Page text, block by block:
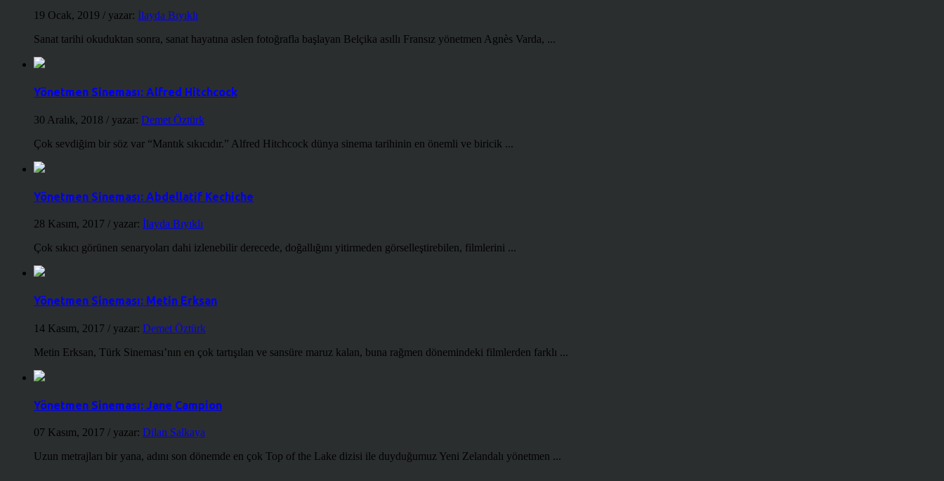
19 Ocak, 2019 / yazar: İlayda Bıyıklı
Sanat tarihi okuduktan sonra, sanat hayatına aslen fotoğrafla başlayan Belçika asıllı Fransız yönetmen Agnès Varda, ...
Yönetmen Sineması: Alfred Hitchcock
30 Aralık, 2018 / yazar: Demet Öztürk
Çok sevdiğim bir söz var “Mantık sıkıcıdır.” Alfred Hitchcock dünya sinema tarihinin en önemli ve biricik ...
Yönetmen Sineması: Abdellatif Kechiche
28 Kasım, 2017 / yazar: İlayda Bıyıklı
Çok sıkıcı görünen senaryoları dahi izlenebilir derecede, doğallığını yitirmeden görselleştirebilen, filmlerini ...
Yönetmen Sineması: Metin Erksan
14 Kasım, 2017 / yazar: Demet Öztürk
Metin Erksan, Türk Sineması’nın en çok tartışılan ve sansüre maruz kalan, buna rağmen dönemindeki filmlerden farklı ...
Yönetmen Sineması: Jane Campion
07 Kasım, 2017 / yazar: Dilan Salkaya
Uzun metrajları bir yana, adını son dönemde en çok Top of the Lake dizisi ile duyduğumuz Yeni Zelandalı yönetmen ...